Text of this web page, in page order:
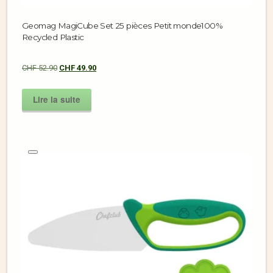
Geomag MagiCube Set 25 pièces Petit monde100%
Recycled Plastic
CHF52.90 CHF 49.90
Lire la suite